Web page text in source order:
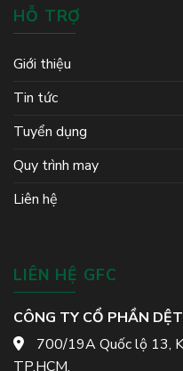
HỖ TRỢ
Giới thiệu
Tin tức
Tuyển dụng
Quy trình may
Liên hệ
LIÊN HỆ GFC
CÔNG TY CỔ PHẦN
700/19A Quốc lộ 13,
TP.HCM.